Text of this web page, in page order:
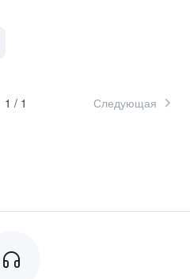
1 / 1 Следующая